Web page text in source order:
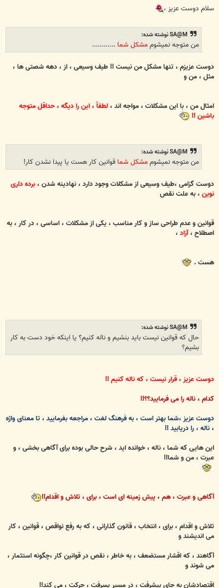
ت
سلام دوست عزیز ،
SA@M نوشته شده:
من متوجه نمیشوممشکل شما............
دوست عزیزم ، تنها مشکل من نیست !! طیف وسیعی ، از ، دهه شصتی ها ،
مثل ، من و
امثال من ، با این مشکلات ، مواجه اند ، لطفاً ، این را دیگه ، حداقل متوجه
باشین !!
SA@M نوشته شده:
من متوجه نمیشوممشکل شماقوانین کار هست یا پیدا نشدن کار!
دوست گزامی ،طیف وسیعی از مشکلات وجود دارد ، نهادینه شدن، برده داری
نوین ، به علت نقص
قوانین و عدمطراحی ساز و کار مناسب ، یکی از مشکلات ، اساسی ، در کار ، به
اصطلاح ، آزاد،
هست .
SA@M نوشته شده:
حال که قوانین نیست باید بنشیم و ناله کنیم؟ یا اینکه خود دست به کار
بشیم؟
دوست عزیز ، قرار نیست ، که ناله کنیم !!
کدام ، ناله را می فرمایید؟؟!!
دوست عزیز ،شمابهتر است ، به فرهنگ لغت ، مراجعه بفرمایید ، تا معنای واژه
، ناله ، را دریابید !!
این هایی که شما ، ناله ، خوانده اید ، شرح حالی بوده برای آگاهی بخشی ، و
عبرت ، من و شما!!
آگاهی و عبرت ، هم ، پیش زمینه ای است ، برای ، تلاش و اقدام!!
تلاش و اقدام ، برای ، انتخاب ، قانون گذارانی ، کهبهرفع نواقص ، قوانین ، کار
می اندیشند و
آگاهند ، که اقشار مستضعف ، به خاطر ، نقص در قوانین کار ،چگونه استثمار ،
می شوند و
اقتصادشان بهجای پیشرفت ، در مسیر پسرفت ، حرکت ، می کند!!